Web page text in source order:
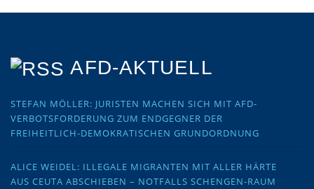
AFD-AKTUELL
STEFAN MÖLLER: JURISTEN MACHEN SICH MIT AFD-
VERBOTSFORDERUNG ZUM ENDGEGNER DER
FREIHEITLICH-DEMOKRATISCHEN GRUNDORDNUNG
ALICE WEIDEL: ILLEGALE MIGRANTEN MIT ALLER HÄRTE
AUS CEUTA ABSCHIEBEN – NOTFALLS SCHENGEN-RAUM